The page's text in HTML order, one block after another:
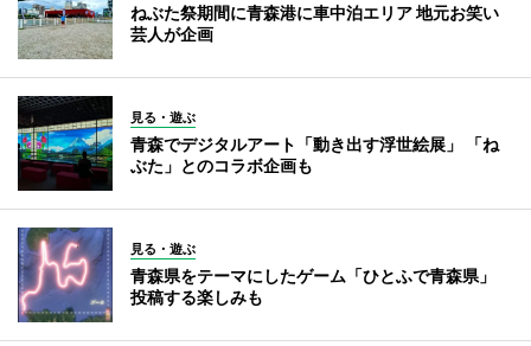
ねぶた祭期間に青森港に車中泊エリア 地元お笑い
芸人が企画
見る・遊ぶ
青森でデジタルアート「動き出す浮世絵展」 「ね
ぶた」とのコラボ企画も
見る・遊ぶ
青森県をテーマにしたゲーム「ひとふで青森県」
投稿する楽しみも